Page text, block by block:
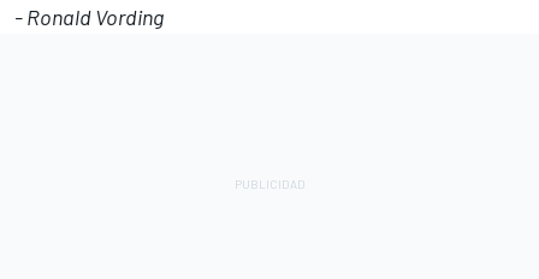
- Ronald Vording